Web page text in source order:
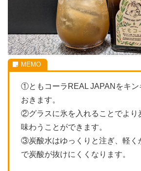
①ともコーラREAL JAPANをキン
おきます。
②グラスに氷を入れることでより
味わうことができます。
③炭酸水はゆっくりと注ぎ、軽く
で炭酸が抜けにくくなります。